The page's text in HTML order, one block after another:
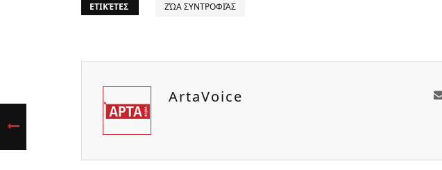
ΕΤΙΚΈΤΕΣ ΖΏΑ ΣΥΝΤΡΟΦΙΆΣ
ArtaVoice